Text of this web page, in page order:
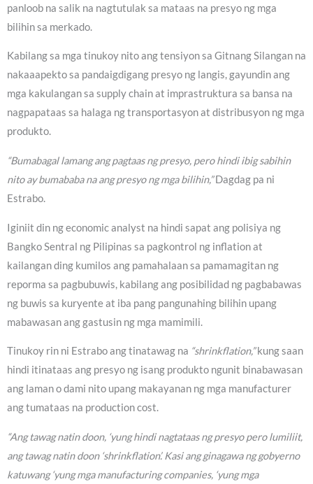
panloob na salik na nagtutulak sa mataas na presyo ng mga
bilihin sa merkado.
Kabilang sa mga tinukoy nito ang tensiyon sa Gitnang Silangan na
nakaaapekto sa pandaigdigang presyo ng langis, gayundin ang
mga kakulangan sa supply chain at imprastruktura sa bansa na
nagpapataas sa halaga ng transportasyon at distribusyon ng mga
produkto.
“Bumabagal lamang ang pagtaas ng presyo, pero hindi ibig sabihin
nito ay bumababa na ang presyo ng mga bilihin,”Dagdag pa ni
Estrabo.
Iginiit din ng economic analyst na hindi sapat ang polisiya ng
Bangko Sentral ng Pilipinas sa pagkontrol ng inflation at
kailangan ding kumilos ang pamahalaan sa pamamagitan ng
reporma sa pagbubuwis, kabilang ang posibilidad ng pagbabawas
ng buwis sa kuryente at iba pang pangunahing bilihin upang
mabawasan ang gastusin ng mga mamimili.
Tinukoy rin ni Estrabo ang tinatawag na “shrinkflation,”kung saan
hindi itinataas ang presyo ng isang produkto ngunit binabawasan
ang laman o dami nito upang makayanan ng mga manufacturer
ang tumataas na production cost.
“Ang tawag natin doon, ‘yung hindi nagtataas ng presyo pero lumiliit,
ang tawag natin doon ‘shrinkflation’. Kasi ang ginagawa ng gobyerno
katuwang ‘yung mga manufacturing companies, ‘yung mga